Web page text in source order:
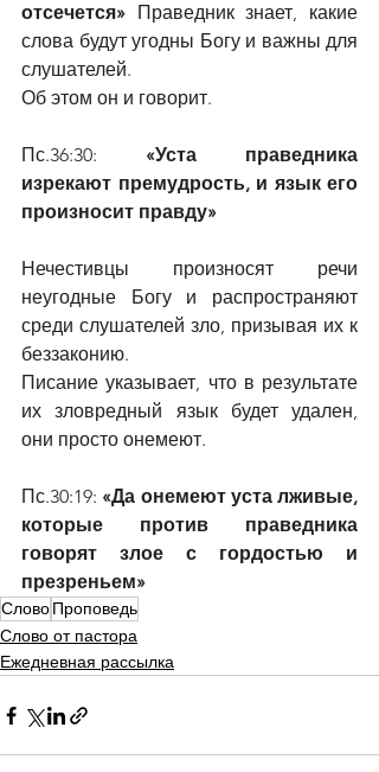
отсечется» Праведник знает, какие
слова будут угодны Богу и важны для
слушателей.
Об этом он и говорит.
Пс.36:30: «Уста праведника
изрекают премудрость, и язык его
произносит правду»
Нечестивцы произносят речи
неугодные Богу и распространяют
среди слушателей зло, призывая их к
беззаконию.
Писание указывает, что в результате
их зловредный язык будет удален,
они просто онемеют.
Пс.30:19: «Да онемеют уста лживые,
которые против праведника
говорят злое с гордостью и
презреньем»
СловоПроповедь
Слово от пастора
Ежедневная рассылка